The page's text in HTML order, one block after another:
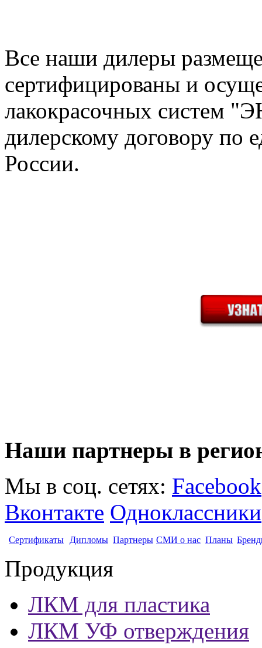
Все наши дилеры
сертифицированы и
лакокрасочных систем
дилерскому договору по
России.
Наши партнеры в
Мы в соц. сетях: Facebook
Вконтакте Одноклассники
Сертификаты Дипломы Партнеры СМИ о нас Планы
Продукция
ЛКМ для пластика
ЛКМ УФ отверждения